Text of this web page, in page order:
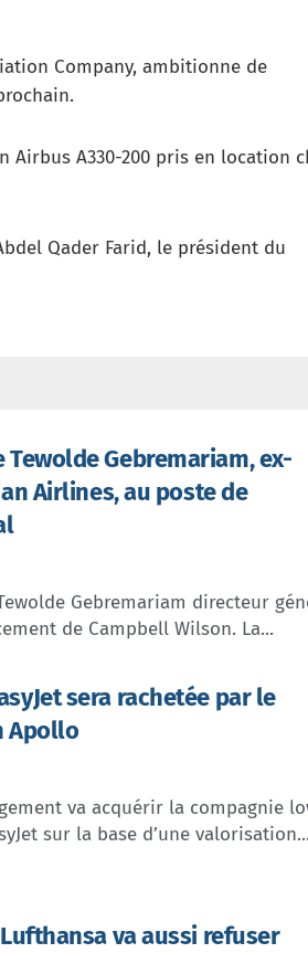
Company, ambitionne de
Airbus A330-200 pris en location
Qader Farid, le président du
Gebremariam, ex-
Airlines, au poste de
Gebremariam directeur
de Campbell Wilson. La...
sera rachetée par le
Apollo
va acquérir la compagnie
sur la base d’une valorisation...
va aussi refuser